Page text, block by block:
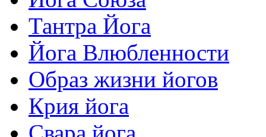
Тантра Йога
Йога Влюбленности
Образ жизни йогов
Крия йога